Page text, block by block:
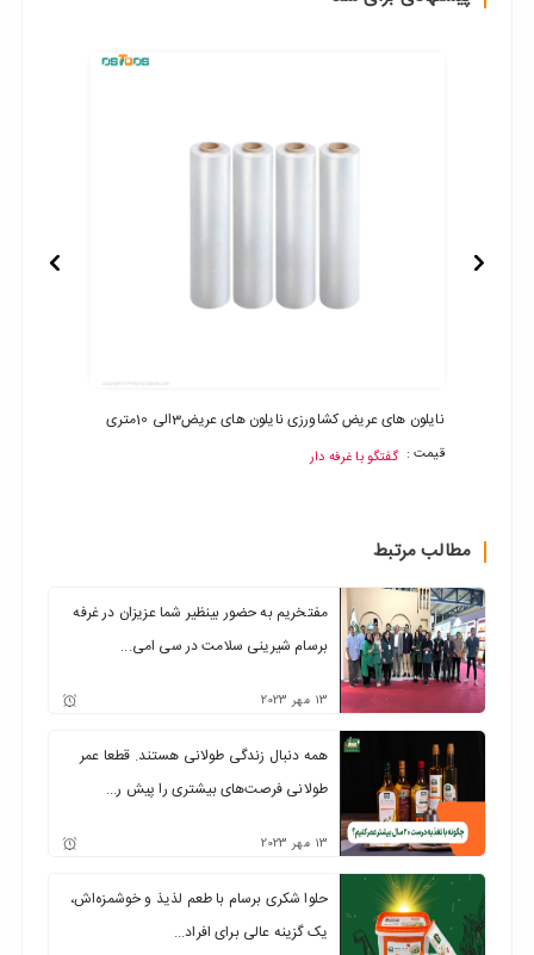
نایلون های عریض کشاورزی نایلون های عریض3الی 10متری
قیمت : گفتگو با غرفه دار
مطالب مرتبط
مفتخریم به حضور بینظیر شما عزیزان در غرفه
برسام شیرینی سلامت در سی امی...
13 مهر 2023
همه دنبال زندگی طولانی هستند. قطعا عمر
طولانی فرصت‌های بیشتری را پیش ر...
13 مهر 2023
حلوا شکری برسام با طعم لذیذ و خوشمزه‌اش،
یک گزینه عالی برای افراد...